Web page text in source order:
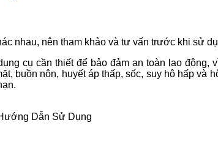
nhau, nên tham khảo và tư vấn trước khi sử
cụ cần thiết để bảo đảm an toàn lao động,
buồn nôn, huyết áp thấp, sốc, suy hô hấp
Dẫn Sử Dụng